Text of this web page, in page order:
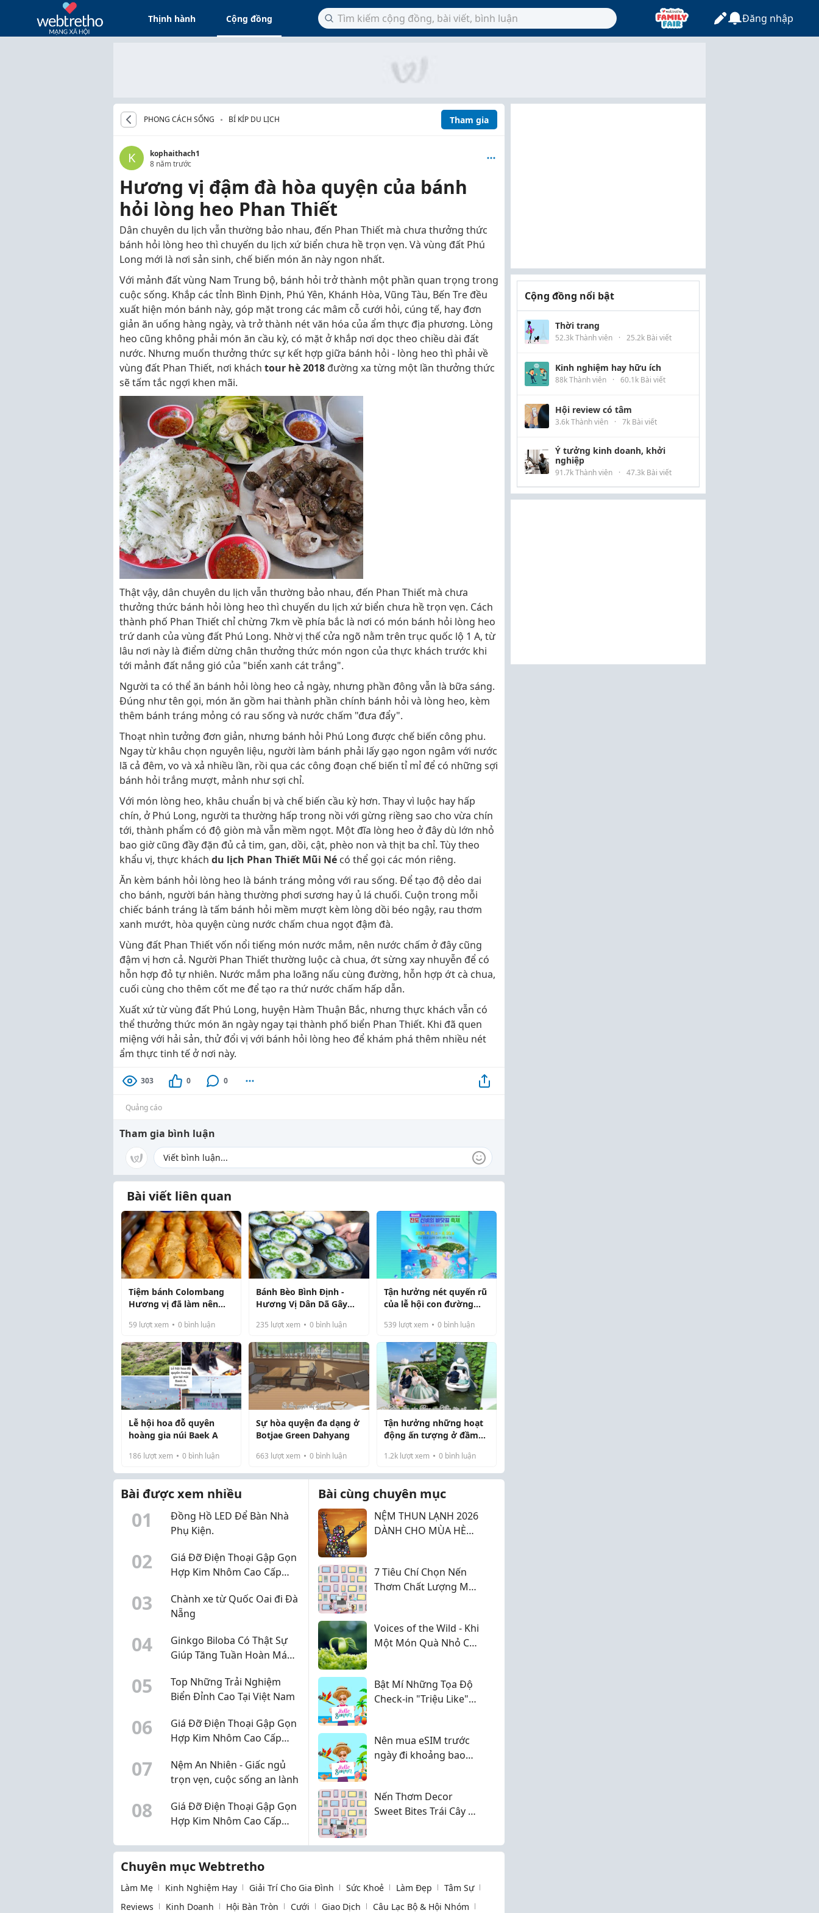
Thịnh hành Cộng đồng Đăng nhập
PHONG CÁCH SỐNG BÍ KÍP DU LỊCH Tham gia
K
kophaithach1
8 năm trước
Hương vị đậm đà hòa quyện của bánh
hỏi lòng heo Phan Thiết
Dân chuyên du lịch vẫn thường bảo nhau, đến Phan Thiết mà chưa thưởng thức
bánh hỏi lòng heo thì chuyến du lịch xứ biển chưa hề trọn vẹn. Và vùng đất Phú
Long mới là nơi sản sinh, chế biến món ăn này ngon nhất.
Với mảnh đất vùng Nam Trung bộ, bánh hỏi trở thành một phần quan trọng trong
cuộc sống. Khắp các tỉnh Bình Định, Phú Yên, Khánh Hòa, Vũng Tàu, Bến Tre đều
xuất hiện món bánh này, góp mặt trong các mâm cỗ cưới hỏi, cúng tế, hay đơn
giản ăn uống hàng ngày, và trở thành nét văn hóa của ẩm thực địa phương. Lòng
heo cũng không phải món ăn cầu kỳ, có mặt ở khắp nơi dọc theo chiều dài đất
nước. Nhưng muốn thưởng thức sự kết hợp giữa bánh hỏi - lòng heo thì phải về
vùng đất Phan Thiết, nơi khách tour hè 2018 đường xa từng một lần thưởng thức
sẽ tấm tắc ngợi khen mãi.
Thật vậy, dân chuyên du lịch vẫn thường bảo nhau, đến Phan Thiết mà chưa
thưởng thức bánh hỏi lòng heo thì chuyến du lịch xứ biển chưa hề trọn vẹn. Cách
thành phố Phan Thiết chỉ chừng 7km về phía bắc là nơi có món bánh hỏi lòng heo
trứ danh của vùng đất Phú Long. Nhờ vị thế cửa ngõ nằm trên trục quốc lộ 1 A, từ
lâu nơi này là điểm dừng chân thưởng thức món ngon của thực khách trước khi
tới mảnh đất nắng gió của "biển xanh cát trắng".
Người ta có thể ăn bánh hỏi lòng heo cả ngày, nhưng phần đông vẫn là bữa sáng.
Đúng như tên gọi, món ăn gồm hai thành phần chính bánh hỏi và lòng heo, kèm
thêm bánh tráng mỏng có rau sống và nước chấm "đưa đẩy".
Thoạt nhìn tưởng đơn giản, nhưng bánh hỏi Phú Long được chế biến công phu.
Ngay từ khâu chọn nguyên liệu, người làm bánh phải lấy gạo ngon ngâm với nước
lã cả đêm, vo và xả nhiều lần, rồi qua các công đoạn chế biến tỉ mỉ để có những sợi
bánh hỏi trắng mượt, mảnh như sợi chỉ.
Với món lòng heo, khâu chuẩn bị và chế biến cầu kỳ hơn. Thay vì luộc hay hấp
chín, ở Phú Long, người ta thường hấp trong nồi với gừng riềng sao cho vừa chín
tới, thành phẩm có độ giòn mà vẫn mềm ngọt. Một đĩa lòng heo ở đây dù lớn nhỏ
bao giờ cũng đầy đặn đủ cả tim, gan, dồi, cật, phèo non và thịt ba chỉ. Tùy theo
khẩu vị, thực khách du lịch Phan Thiết Mũi Né có thể gọi các món riêng.
Ăn kèm bánh hỏi lòng heo là bánh tráng mỏng với rau sống. Để tạo độ dẻo dai
cho bánh, người bán hàng thường phơi sương hay ủ lá chuối. Cuộn trong mỗi
chiếc bánh tráng là tấm bánh hỏi mềm mượt kèm lòng dồi béo ngậy, rau thơm
xanh mướt, hòa quyện cùng nước chấm chua ngọt đậm đà.
Vùng đất Phan Thiết vốn nổi tiếng món nước mắm, nên nước chấm ở đây cũng
đậm vị hơn cả. Người Phan Thiết thường luộc cà chua, ớt sừng xay nhuyễn để có
hỗn hợp đỏ tự nhiên. Nước mắm pha loãng nấu cùng đường, hỗn hợp ớt cà chua,
cuối cùng cho thêm cốt me để tạo ra thứ nước chấm hấp dẫn.
Xuất xứ từ vùng đất Phú Long, huyện Hàm Thuận Bắc, nhưng thực khách vẫn có
thể thưởng thức món ăn ngày ngay tại thành phố biển Phan Thiết. Khi đã quen
miệng với hải sản, thử đổi vị với bánh hỏi lòng heo để khám phá thêm nhiều nét
ẩm thực tinh tế ở nơi này.
303 0 0
Quảng cáo
Tham gia bình luận
Bài viết liên quan
Tiệm bánh Colombang
Hương vị đã làm nên
59 lượt xem 0 bình luận
Bánh Bèo Bình Định -
Hương Vị Dân Dã Gây
235 lượt xem 0 bình luận
Tận hưởng nét quyến rũ
của lễ hội con đường
539 lượt xem 0bình luận
Lễ hội hoa đỗ quyên
hoàng gia núi Baek A
186 lượt xem 0 bình luận
Sự hòa quyện đa dạng ở
Botjae Green Dahyang
663 lượt xem 0 bình luận
Tận hưởng những hoạt
động ấn tượng ở đầm
Muan (phần 3)
1.2klượt xem 0bình luận
Bài được xem nhiều
01
Đồng Hồ LED Để Bàn Nhà
Phụ Kiện.
02
Giá Đỡ Điện Thoại Gập Gọn
Hợp Kim Nhôm Cao Cấp
03
Chành xe từ Quốc Oai đi Đà
Nẵng
04
Ginkgo Biloba Có Thật Sự
Giúp Tăng Tuần Hoàn Máu
05
Top Những Trải Nghiệm
Biển Đỉnh Cao Tại Việt Nam
06
Giá Đỡ Điện Thoại Gập Gọn
Hợp Kim Nhôm Cao Cấp
07
Nệm An Nhiên - Giấc ngủ
trọn vẹn, cuộc sống an lành
08
Giá Đỡ Điện Thoại Gập Gọn
Hợp Kim Nhôm Cao Cấp
Bài cùng chuyên mục
NỆM THUN LẠNH 2026
DÀNH CHO MÙA HÈ
7 Tiêu Chí Chọn Nến
Thơm Chất Lượng Mà
Nến
Voices of the Wild - Khi
Một Món Quà Nhỏ Có
Bật Mí Những Tọa Độ
Check-in "Triệu Like"
Nên mua eSIM trước
ngày đi khoảng bao
Nến Thơm Decor
Sweet Bites Trái Cây &
Chuyên mục Webtretho
Làm Mẹ Kinh Nghiệm Hay Giải Trí Cho Gia Đình Sức Khoẻ Làm Đẹp
Tâm Sự
Reviews
Kinh Doanh Hội Bàn Tròn Cưới Giao Dịch
Câu Lạc Bộ & Hội Nhóm
Cộng đồng nổi bật
Thời trang
52.3k Thành viên · 25.2k Bài viết
Kinh nghiệm hay hữu ích
88k Thành viên · 60.1k Bài viết
Hội review có tâm
3.6k Thành viên · 7k Bài viết
Ý tưởng kinh doanh, khởi
nghiệp
91.7k Thành viên · 47.3k Bài viết